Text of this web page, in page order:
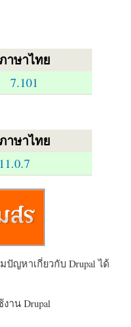
าษาไทย
7.101
าษาไทย
11.0.7
ญหาเกี่ยวกับ Drupal ได้
าน Drupal